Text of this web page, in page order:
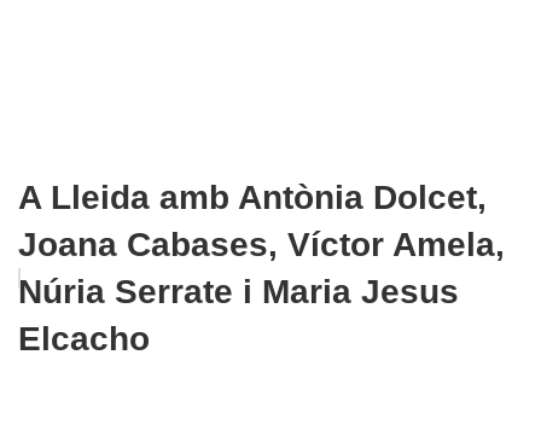
A Lleida amb Antònia Dolcet,
Joana Cabases, Víctor Amela,
Núria Serrate i Maria Jesus
Elcacho